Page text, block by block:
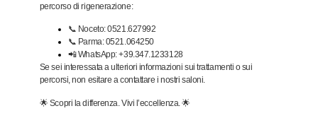
percorso di rigenerazione:
📞 Noceto: 0521.627992
📞 Parma: 0521.064250
📲 WhatsApp: +39.347.1233128
Se sei interessata a ulteriori informazioni sui trattamenti o sui
percorsi, non esitare a contattare i nostri saloni.
🌟 Scopri la differenza. Vivi l’eccellenza. 🌟